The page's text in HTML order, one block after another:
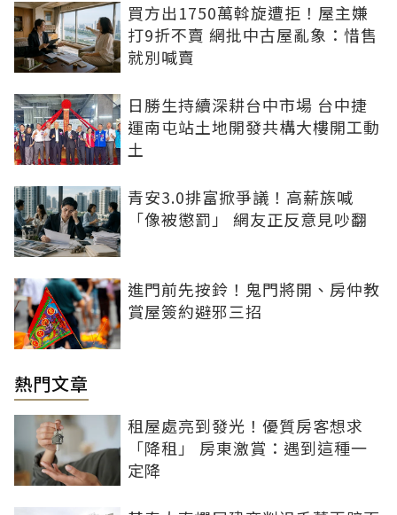
買方出1750萬斡旋遭拒！屋主嫌
打9折不賣 網批中古屋亂象：惜售
就別喊賣
日勝生持續深耕台中市場 台中捷
運南屯站土地開發共構大樓開工動
土
青安3.0排富掀爭議！高薪族喊
「像被懲罰」 網友正反意見吵翻
進門前先按鈴！鬼門將開、房仲教
賞屋簽約避邪三招
熱門文章
租屋處亮到發光！優質房客想求
「降租」 房東激賞：遇到這種一
定降